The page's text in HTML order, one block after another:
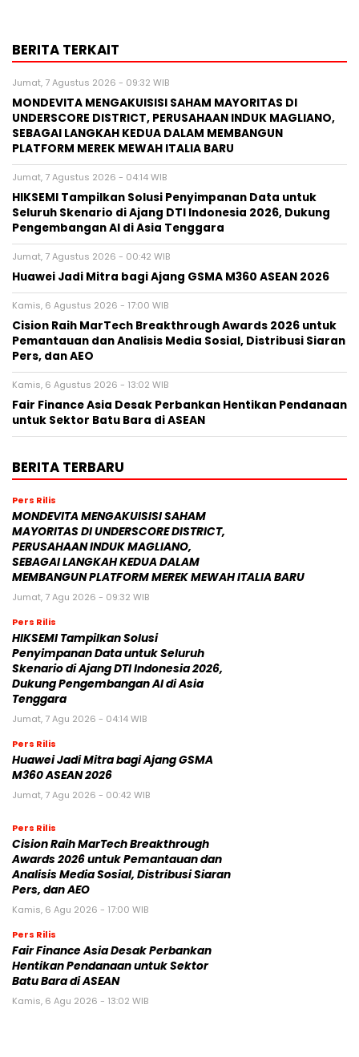
BERITA TERKAIT
Jumat, 7 Agustus 2026 - 09:32 WIB
MONDEVITA MENGAKUISISI SAHAM MAYORITAS DI
UNDERSCORE DISTRICT, PERUSAHAAN INDUK MAGLIANO,
SEBAGAI LANGKAH KEDUA DALAM MEMBANGUN
PLATFORM MEREK MEWAH ITALIA BARU
Jumat, 7 Agustus 2026 - 04:14 WIB
HIKSEMI Tampilkan Solusi Penyimpanan Data untuk
Seluruh Skenario di Ajang DTI Indonesia 2026, Dukung
Pengembangan AI di Asia Tenggara
Jumat, 7 Agustus 2026 - 00:42 WIB
Huawei Jadi Mitra bagi Ajang GSMA M360 ASEAN 2026
Kamis, 6 Agustus 2026 - 17:00 WIB
Cision Raih MarTech Breakthrough Awards 2026 untuk
Pemantauan dan Analisis Media Sosial, Distribusi Siaran
Pers, dan AEO
Kamis, 6 Agustus 2026 - 13:02 WIB
Fair Finance Asia Desak Perbankan Hentikan Pendanaan
untuk Sektor Batu Bara di ASEAN
BERITA TERBARU
Pers Rilis
MONDEVITA MENGAKUISISI SAHAM
MAYORITAS DI UNDERSCORE DISTRICT,
PERUSAHAAN INDUK MAGLIANO,
SEBAGAI LANGKAH KEDUA DALAM
MEMBANGUN PLATFORM MEREK MEWAH ITALIA BARU
Jumat, 7 Agu 2026 - 09:32 WIB
Pers Rilis
HIKSEMI Tampilkan Solusi
Penyimpanan Data untuk Seluruh
Skenario di Ajang DTI Indonesia 2026,
Dukung Pengembangan AI di Asia
Tenggara
Jumat, 7 Agu 2026 - 04:14 WIB
Pers Rilis
Huawei Jadi Mitra bagi Ajang GSMA
M360 ASEAN 2026
Jumat, 7 Agu 2026 - 00:42 WIB
Pers Rilis
Cision Raih MarTech Breakthrough
Awards 2026 untuk Pemantauan dan
Analisis Media Sosial, Distribusi Siaran
Pers, dan AEO
Kamis, 6 Agu 2026 - 17:00 WIB
Pers Rilis
Fair Finance Asia Desak Perbankan
Hentikan Pendanaan untuk Sektor
Batu Bara di ASEAN
Kamis, 6 Agu 2026 - 13:02 WIB